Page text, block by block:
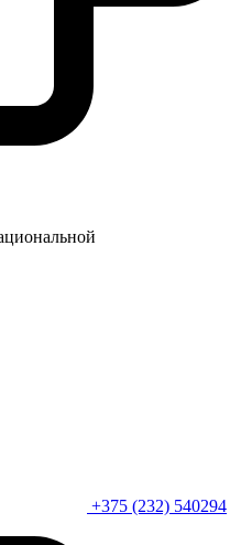
+375 (232) 540294